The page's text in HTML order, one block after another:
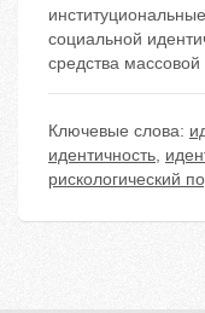
социальной
средства
Ключевые слова:
идентичность,
рискологический